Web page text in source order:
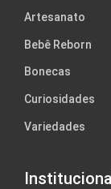
Artesanato
Bebê Reborn
Bonecas
Curiosidades
Variedades